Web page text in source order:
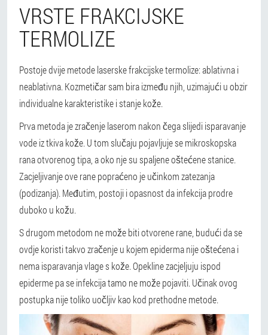
VRSTE FRAKCIJSKE
TERMOLIZE
Postoje dvije metode laserske frakcijske termolize: ablativna i
neablativna. Kozmetičar sam bira između njih, uzimajući u obzir
individualne karakteristike i stanje kože.
Prva metoda je zračenje laserom nakon čega slijedi isparavanje
vode iz tkiva kože. U tom slučaju pojavljuje se mikroskopska
rana otvorenog tipa, a oko nje su spaljene oštećene stanice.
Zacjeljivanje ove rane popraćeno je učinkom zatezanja
(podizanja). Međutim, postoji i opasnost da infekcija prodre
duboko u kožu.
S drugom metodom ne može biti otvorene rane, budući da se
ovdje koristi takvo zračenje u kojem epiderma nije oštećena i
nema isparavanja vlage s kože. Opekline zacjeljuju ispod
epiderme pa se infekcija tamo ne može pojaviti. Učinak ovog
postupka nije toliko uočljiv kao kod prethodne metode.